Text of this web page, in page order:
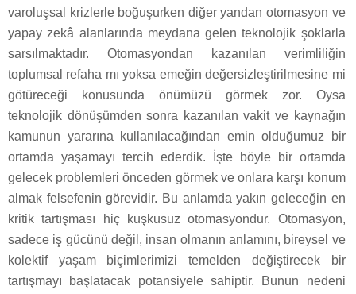
varoluşsal krizlerle boğuşurken diğer yandan otomasyon ve
yapay zekâ alanlarında meydana gelen teknolojik şoklarla
sarsılmaktadır. Otomasyondan kazanılan verimliliğin
toplumsal refaha mı yoksa emeğin değersizleştirilmesine mi
götüreceği konusunda önümüzü görmek zor. Oysa
teknolojik dönüşümden sonra kazanılan vakit ve kaynağın
kamunun yararına kullanılacağından emin olduğumuz bir
ortamda yaşamayı tercih ederdik. İşte böyle bir ortamda
gelecek problemleri önceden görmek ve onlara karşı konum
almak felsefenin görevidir. Bu anlamda yakın geleceğin en
kritik tartışması hiç kuşkusuz otomasyondur. Otomasyon,
sadece iş gücünü değil, insan olmanın anlamını, bireysel ve
kolektif yaşam biçimlerimizi temelden değiştirecek bir
tartışmayı başlatacak potansiyele sahiptir. Bunun nedeni